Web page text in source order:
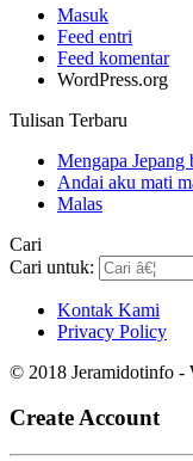
Masuk
Feed entri
Feed komentar
WordPress.org
Tulisan Terbaru
Mengapa Jepang
Andai aku mati
Malas
Cari
Cari untuk:
Kontak Kami
Privacy Policy
© 2018 Jeramidotinfo -
Create Account